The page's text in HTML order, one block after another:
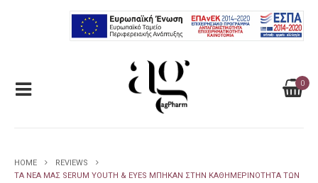
0
HOME
REVIEWS
ΤΑ ΝΈΑ ΜΑΣ SERUM YOUTH & EYES ΜΠΉΚΑΝ ΣΤΗΝ ΚΑΘΗΜΕΡΙΝΌΤΗΤΑ ΤΩΝ